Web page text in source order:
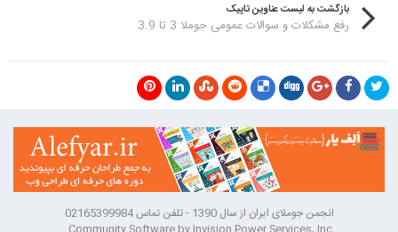
بازگشت به لیست عناوین تاپیک
رفع مشکلات و سوالات عمومی جوملا 3 تا 3.9
انجمن جوملای ایران از سال 1390 - تلفن تماس 02165399984